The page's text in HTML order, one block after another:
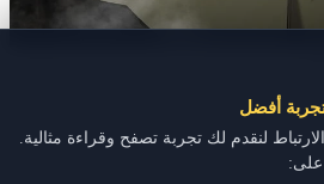
أفضل
لنقدم لك تجربة تصفح وقراءة مثالية.
على: